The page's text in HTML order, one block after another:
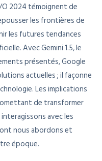
2024 témoignent de
les frontières de
les futures tendances
Avec Gemini 1.5, le
présentés, Google
actuelles ; il façonne
Les implications
de transformer
avec les
nous abordons et
époque.